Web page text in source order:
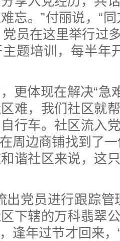
忘。”付丽说，“
党员在这里举行过
题培训，每半年
体现在解决“急
难，我们社区就
行车。社区流入
周边商铺找到了
谐社区来说，这
党员进行跟踪管
下辖的万科翡翠
逢年过节才回来